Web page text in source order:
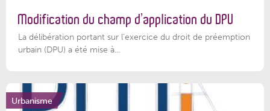
Modification du champ d’application du DPU
La délibération portant sur l’exercice du droit de préemption
urbain (DPU) a été mise à...
Urbanisme